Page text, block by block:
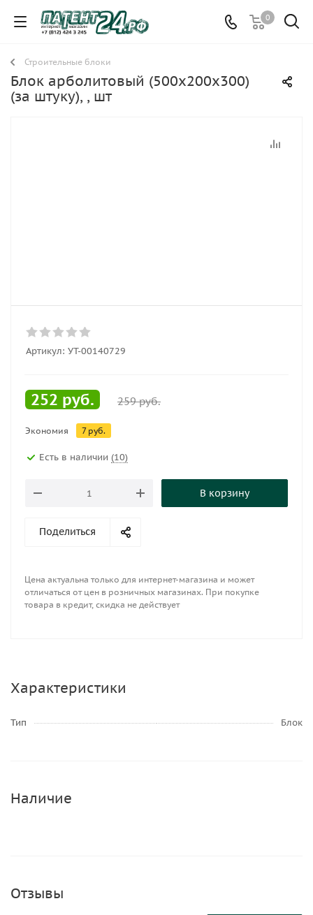
0
Строительные блоки
Блок арболитовый (500х200х300)
(за штуку), , шт
Артикул: УТ-00140729
252 руб. 259руб.
Экономия 7руб.
Есть в наличии (10)
В корзину
Поделиться
Цена актуальна только для интернет-магазина и может
отличаться от цен в розничных магазинах. При покупке
товара в кредит, скидка не действует
Характеристики
Тип Блок
Наличие
Отзывы